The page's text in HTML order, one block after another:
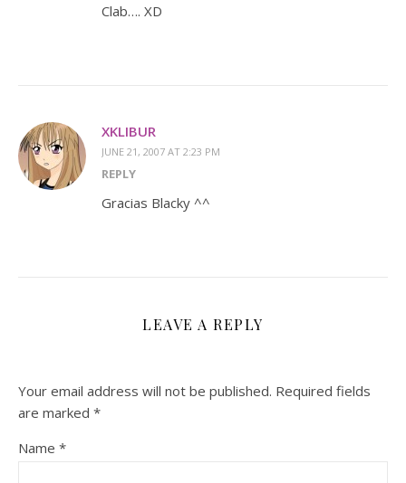
Clab…. XD
XKLIBUR
JUNE 21, 2007 AT 2:23 PM
REPLY
Gracias Blacky ^^
LEAVE A REPLY
Your email address will not be published. Required fields
are marked *
Name *